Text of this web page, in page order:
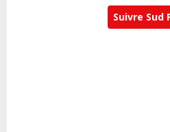
Suivre Sud